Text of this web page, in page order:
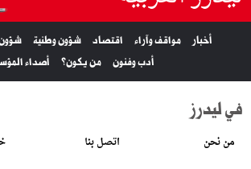
أخبار مواقف وآراء اقتصاد شؤون وطنية
أدب وفنون
من يكون؟ أصداء
في ليدرز
من نحن اتصل بنا